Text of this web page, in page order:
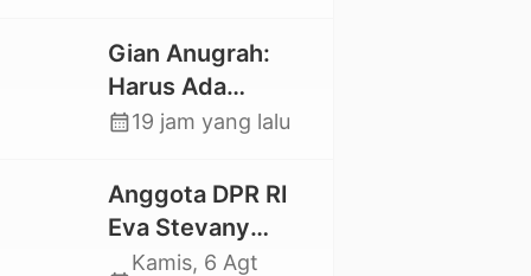
juga Lolos ke
Pekan Seni
Mahasiswa
Gian Anugrah:
Harus Ada
Kepastian Hukum
Agar Keluarga
tidak Larut dalam
Trauma dan
calendar_month19 jam yang lalu
Anggota DPR RI
Eva Stevany
Rataba Salurkan
Kamis, 6 Agt